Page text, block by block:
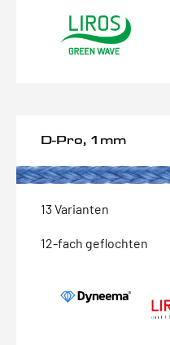
D-Pro, 1mm
13 Varianten
12-fach geflochten